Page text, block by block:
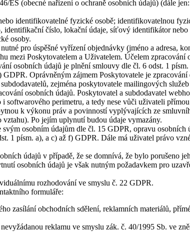
ES (obecné nařízení o ochraně osobních údajů) (dále
identifikovatelné fyzické osobě; identifikovatelnou
identifikační číslo, lokační údaje, síťový identifikátor
osoby.
pro úspěšné vyřízení objednávky (jméno a adresa,
mezi Poskytovatelem a Uživatelem. Účelem zpracování
osobních údajů je plnění smlouvy dle čl. 6 odst. 1
Oprávněným zájmem Poskytovatele je
zejména poskytovatele mailingových
osobních údajů. Poskytovatel a subdodavatel
softwarového perimetru, a tedy nese vůči uživateli
k výkonu práv a povinností vyplývajících ze
Po jejím uplynutí budou údaje vymazány.
osobním údajům dle čl. 15 GDPR, opravu
1 písm. a), a c) až f) GDPR. Dále má uživatel právo
údajů v případě, že se domnívá, že bylo porušeno
osobních údajů je však nutným požadavkem pro
rozhodování ve smyslu č. 22 GDPR.
formuláře:
zasílání obchodních sdělení, reklamních materiálů,
reklamu ve smyslu zák. č. 40/1995 Sb. ve